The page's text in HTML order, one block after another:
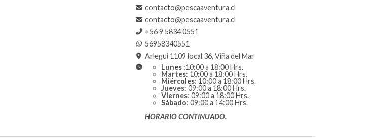
contacto@pescaaventura.cl
contacto@pescaaventura.cl
+56 9 5834 0551
56958340551
Arlegui 1109 local 36, Viña del Mar
Lunes :10:00 a 18:00 Hrs.
Martes: 10:00 a 18:00 Hrs.
Miércoles: 10:00 a 18:00 Hrs.
Jueves: 09:00 a 18:00 Hrs.
Viernes: 09:00 a 18:00 Hrs.
Sábado: 09:00 a 14:00 Hrs.
HORARIO CONTINUADO.